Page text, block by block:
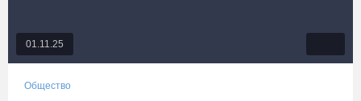
01.11.25
Общество